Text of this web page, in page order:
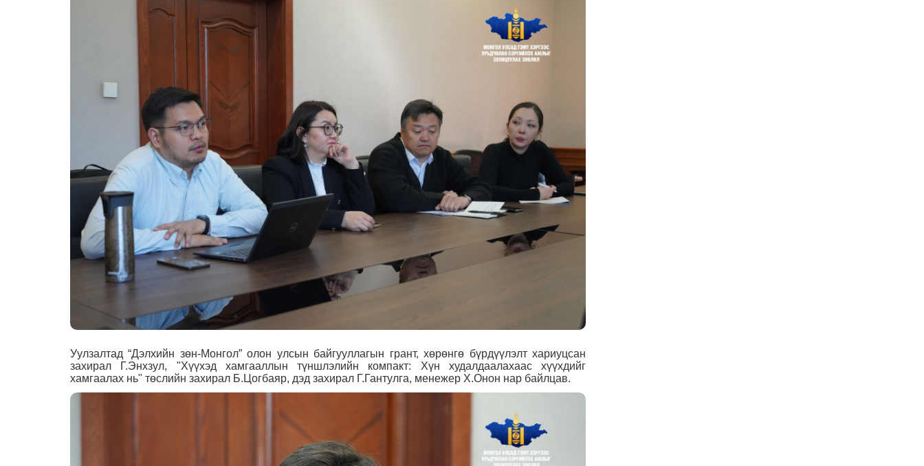
Уулзалтад“Дэлхийн зөн-Монгол” олон улсын байгууллагын грант, хөрөнгө бүрдүүлэлт хариуцсан
захирал Г.Энхзул, "Хүүхэд хамгааллын түншлэлийн компакт: Хүн худалдаалахаас хүүхдийг
хамгаалах нь" төслийн захирал Б.Цогбаяр, дэд захирал Г.Гантулга, менежер Х.Онон нар байлцав.